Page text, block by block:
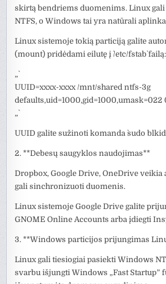
skirtą bendriems duomenims. Linux
NTFS, o Windows tai yra natūrali
Linux sistemoje tokią particiją galite
(mount) pridėdami eilutę į `/etc/fstab` failą:
„`
UUID=xxxx-xxxx /mnt/shared ntfs-3g
defaults,uid=1000,gid=1000,umask=022
„`
UUID galite sužinoti komanda `sudo
2. **Debesų saugyklos naudojimas**
Dropbox, Google Drive, OneDrive veikia
gali sinchronizuoti duomenis.
Linux sistemoje Google Drive galite
GNOME Online Accounts arba įdiegti
3. **Windows particijos prijungimas
Linux gali tiesiogiai pasiekti Windows
svarbu išjungti Windows „Fast Startup”